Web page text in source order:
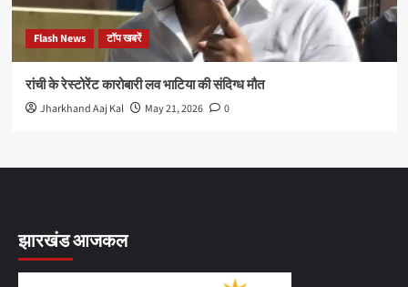
Flash News टॉप खबरें
रांची के रेस्टोरेंट कारोबारी लव भाटिया की संदिग्ध मौत
Jharkhand Aaj Kal May 21, 2026 0
झारखंड आजकल